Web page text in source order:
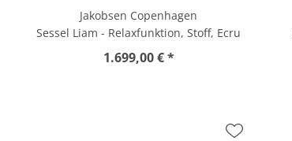
Jakobsen Copenhagen
Sessel Liam - Relaxfunktion, Stoff, Ecru
1.699,00 € *